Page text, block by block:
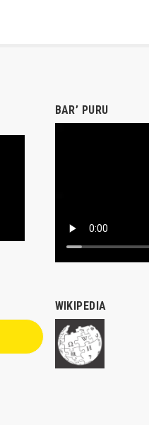
BAR’ PURU
WIKIPEDIA